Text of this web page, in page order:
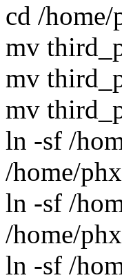
cd /
mv
mv
mv
ln -sf /
/home/
ln -sf /
/home/
ln -sf /